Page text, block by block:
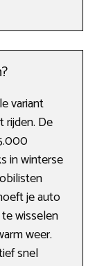
variant
rijden. De
in winterse
je auto
wisselen
weer.
snel